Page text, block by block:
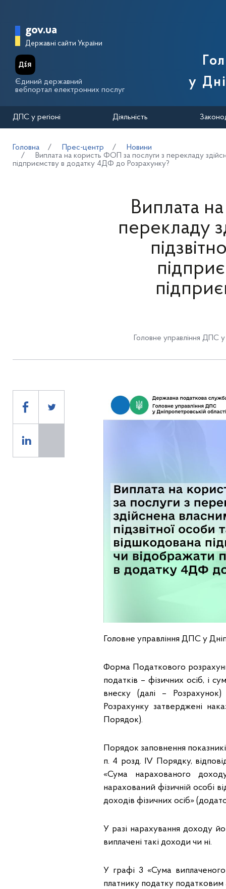
Головна сторінка Державної
gov.ua
Державні сайти України
Єдиний державний
вебпортал електронних послуг
у
ДПС у регіоні Діяльність
Головна Прес-центр
Новини
Виплата на користь ФОП за послуги з перекладу
підприємству в додатку 4ДФ до Розрахунку?
Виплата
перекладу
Головне управління ДПС
Головне управління ДПС у
Форма Податкового
податків – фізичних осіб, і
внеску (далі –
Розрахунку затверджені
Порядок).
Порядок заповнення
п. 4 розд. IV Порядку,
«Сума нарахованого
нарахований фізичній особі
доходів фізичних осіб»
У разі нарахування доходу
виплачені такі доходи чи ні.
У графі 3 «Сума
платнику податку податковим